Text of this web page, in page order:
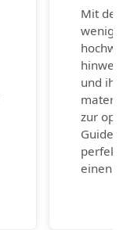
Mit
wenig
und
zur
Guide
einen